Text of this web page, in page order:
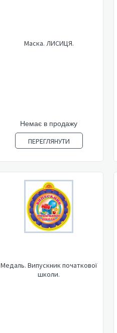
Маска. ЛИСИЦЯ.
Немає в продажу
ПЕРЕГЛЯНУТИ
Медаль. Випускник початкової
школи.